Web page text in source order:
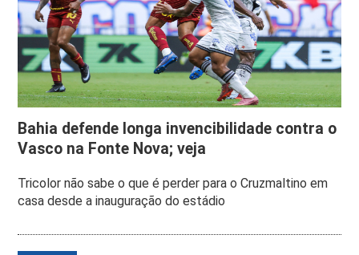
Bahia defende longa invencibilidade contra o
Vasco na Fonte Nova; veja
Tricolor não sabe o que é perder para o Cruzmaltino em
casa desde a inauguração do estádio